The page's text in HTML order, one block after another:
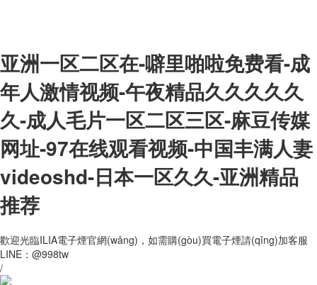
亚洲一区二区在-噼里啪啦免费看-成
年人激情视频-午夜精品久久久久久
久-成人毛片一区二区三区-麻豆传媒
网址-97在线观看视频-中国丰满人妻
videoshd-日本一区久久-亚洲精品
推荐
歡迎光臨ILIA電子煙官網(wǎng)，如需購(gòu)買電子煙請(qǐng)加客服
LINE：@998tw
/